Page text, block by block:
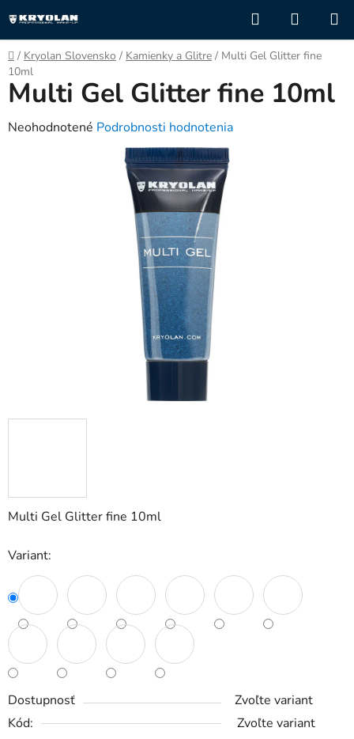
na
obsah
Hľadať
KOŠÍK
Domov
/ Kryolan Slovensko / Kamienky a Glitre / Multi Gel Glitter fine
10ml
Multi Gel Glitter fine 10ml
Variant:
Dostupnosť
Zvoľte variant
Kód:
Zvoľte variant
Multi Gel Glitter fine 10ml
Priemerné
Neohodnotené Podrobnosti hodnotenia